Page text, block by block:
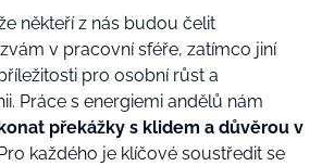
někteří z nás budou čelit
v pracovní sféře, zatímco jiní
pro osobní růst a
Práce s energiemi andělů nám
překážky s klidem a důvěrou v
každého je klíčové soustředit se